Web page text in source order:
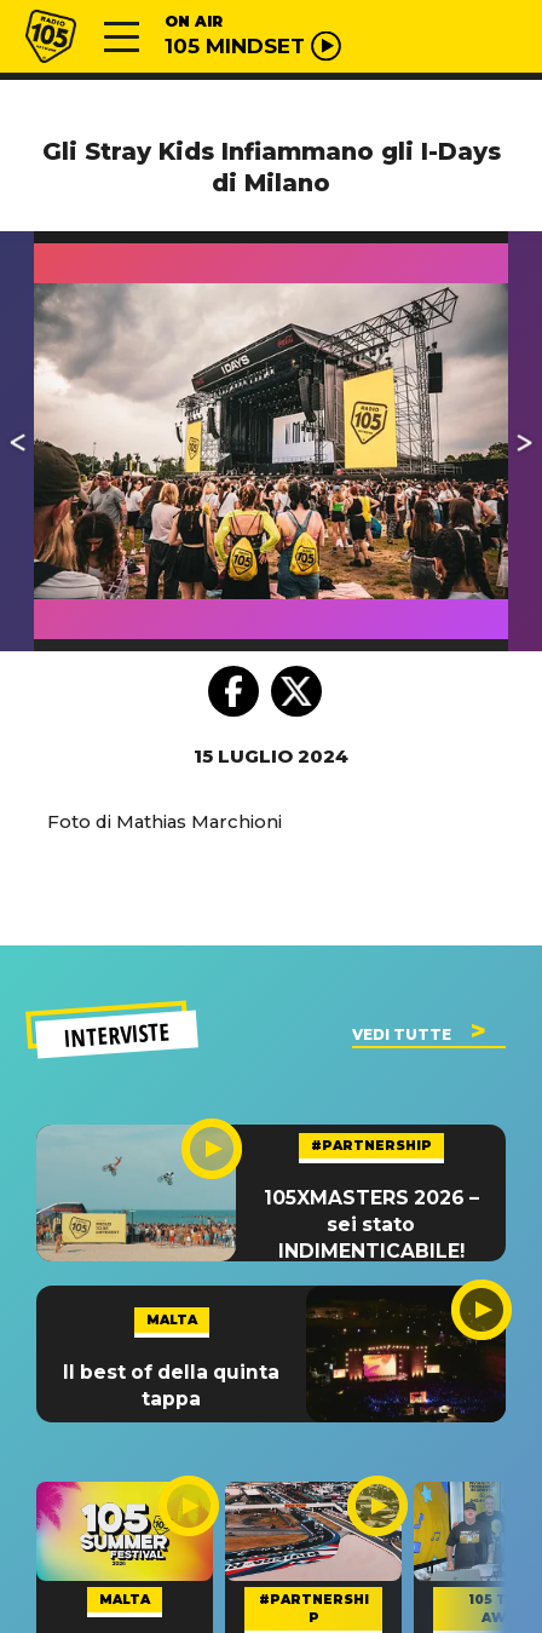
Vai al contenuto
Radio 105 ON AIR
105 MINDSET
Gli Stray Kids Infiammano gli I-Days
di Milano
15 LUGLIO 2024
Foto di Mathias Marchioni
INTERVISTE VEDI TUTTE
#PARTNERSHIP
105XMASTERS 2026 –
sei stato
INDIMENTICABILE!
MALTA
Il best of della quinta
tappa
MALTA
#PARTNERSHI
P
105 TAKE
AWAY